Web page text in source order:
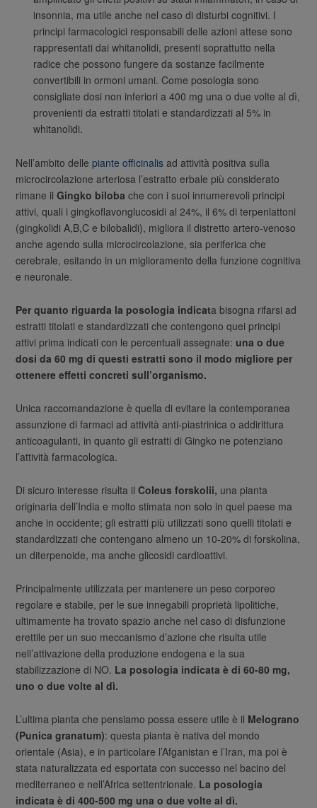
insonnia, ma utile anche nel caso di disturbi cognitivi. I
principi farmacologici responsabili delle azioni attese sono
rappresentati dai whitanolidi, presenti soprattutto nella
radice che possono fungere da sostanze facilmente
convertibili in ormoni umani. Come posologia sono
consigliate dosi non inferiori a 400 mg una o due volte al dì,
provenienti da estratti titolati e standardizzati al 5% in
whitanolidi.
Nell’ambito dellepiante officinalis ad attività positiva sulla
microcircolazione arteriosa l’estratto erbale più considerato
rimane ilGingko biloba che con i suoi innumerevoli principi
attivi, quali i gingkoflavonglucosidi al 24%, il 6% di terpenlattoni
(gingkolidi A,B,C e bilobalidi), migliora il distretto artero-venoso
anche agendo sulla microcircolazione, sia periferica che
cerebrale, esitando in un miglioramento della funzione cognitiva
e neuronale.
Per quanto riguarda la posologia indicata bisogna rifarsi ad
estratti titolati e standardizzati che contengono quei principi
attivi prima indicati con le percentuali assegnate: una o due
dosi da 60 mg di questi estratti sono il modo migliore per
ottenere effetti concreti sull’organismo.
Unica raccomandazione è quella di evitare la contemporanea
assunzione di farmaci ad attività anti-piastrinica o addirittura
anticoagulanti, in quanto gli estratti di Gingko ne potenziano
l’attività farmacologica.
Di sicuro interesse risulta ilColeus forskolii, una pianta
originaria dell’India e molto stimata non solo in quel paese ma
anche in occidente; gli estratti più utilizzati sono quelli titolati e
standardizzati che contengano almeno un 10-20% di forskolina,
un diterpenoide, ma anche glicosidi cardioattivi.
Principalmente utilizzata per mantenere un peso corporeo
regolare e stabile, per le sue innegabili proprietà lipolitiche,
ultimamente ha trovato spazio anche nel caso di disfunzione
erettile per un suo meccanismo d’azione che risulta utile
nell’attivazione della produzione endogena e la sua
stabilizzazione di NO. La posologia indicata è di 60-80 mg,
uno o due volte al dì.
L’ultima pianta che pensiamo possa essere utile è il Melograno
(Punica granatum): questa pianta è nativa del mondo
orientale (Asia), e in particolare l’Afganistan e l’Iran, ma poi è
stata naturalizzata ed esportata con successo nel bacino del
mediterraneo e nell’Africa settentrionale. La posologia
indicata è di 400-500 mg una o due volte al dì.